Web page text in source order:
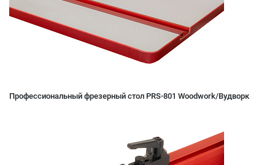
Профессиональный фрезерный стол PRS-801 Woodwork/Вудворк